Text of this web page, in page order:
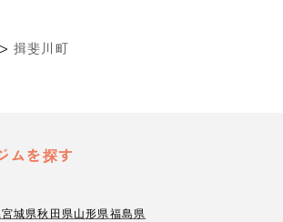
> 揖斐川町
ムを探す
宮城県秋田県山形県福島県